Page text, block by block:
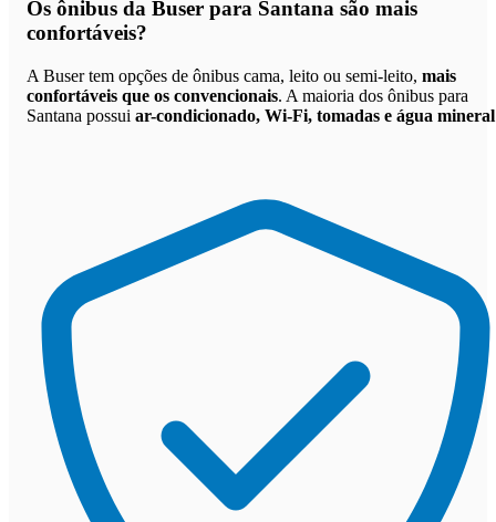
Os ônibus da Buser para Santana são mais
confortáveis?
A Buser tem opções de ônibus cama, leito ou semi-leito, mais
confortáveis que os convencionais. A maioria dos ônibus para
Santana possui ar-condicionado, Wi-Fi, tomadas e água mineral